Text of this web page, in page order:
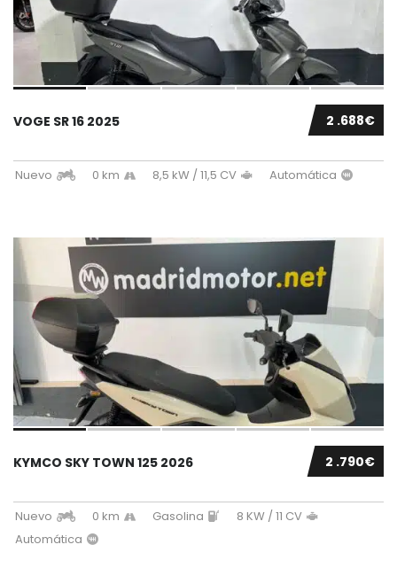
2 .688€
VOGE SR 16 2025
Nuevo 0 km 8,5 kW / 11,5 CV Automática
2 .790€
KYMCO SKY TOWN 125 2026
Nuevo 0 km Gasolina
8 KW / 11 CV
Automática